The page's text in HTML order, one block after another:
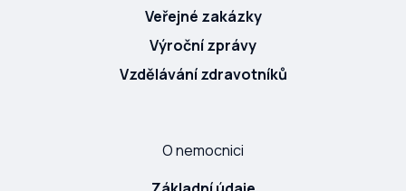
Veřejné zakázky
Výroční zprávy
Vzdělávání zdravotníků
O nemocnici